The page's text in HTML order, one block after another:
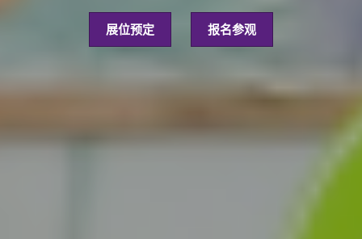
展位预定 报名参观